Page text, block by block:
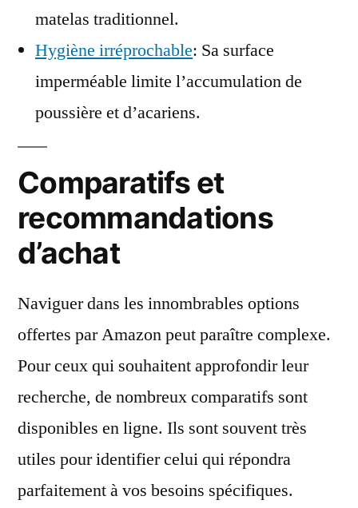
matelas traditionnel.
Hygiène irréprochable: Sa surface
imperméable limite l’accumulation de
poussière et d’acariens.
Comparatifs et
recommandations
d’achat
Naviguer dans les innombrables options
offertes par Amazon peut paraître complexe.
Pour ceux qui souhaitent approfondir leur
recherche, de nombreux comparatifs sont
disponibles en ligne. Ils sont souvent très
utiles pour identifier celui qui répondra
parfaitement à vos besoins spécifiques.